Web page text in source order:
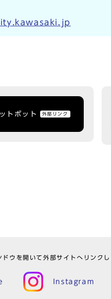
トボット 外部リンク
ウを開いて外部サイトへリンクし
Instagram